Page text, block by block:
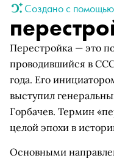
Создано с
Перестройка — это
проводившийся в
года. Его
выступил
Горбачев. Термин
целой эпохи в
Основными